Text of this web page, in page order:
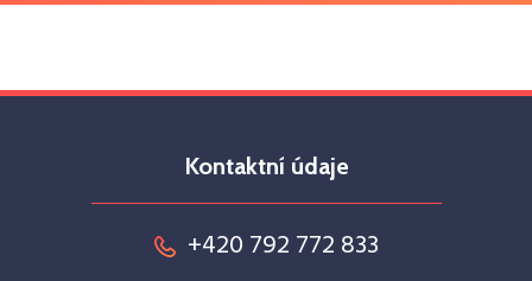
Kontaktní údaje
+420 792 772 833